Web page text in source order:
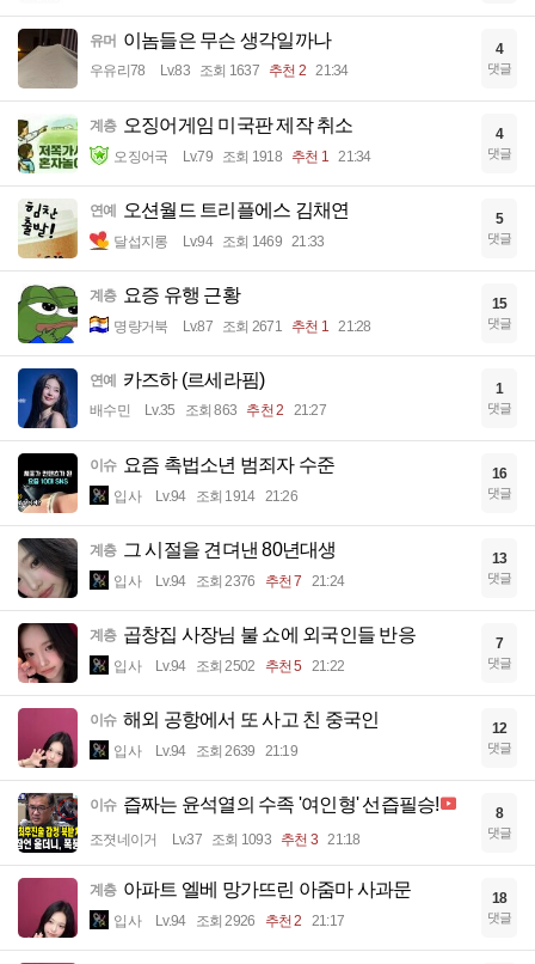
유머 이놈들은 무슨 생각일까나
우유리78 Lv.83 조회 1637 추천 2 21:34
4
댓글
계층 오징어게임 미국판 제작 취소
오징어국 Lv.79 조회 1918 추천 1 21:34
4
댓글
연예 오션월드 트리플에스 김채연
달섭지롱 Lv.94 조회 1469 21:33
5
댓글
계층 요증 유행 근황
명량거북 Lv.87 조회 2671 추천 1 21:28
15
댓글
연예 카즈하 (르세라핌)
배수민 Lv.35 조회 863 추천 2 21:27
1
댓글
이슈 요즘 촉법소년 범죄자 수준
입사 Lv.94 조회 1914 21:26
16
댓글
계층 그 시절을 견뎌낸 80년대생
입사 Lv.94 조회 2376 추천 7 21:24
13
댓글
계층 곱창집 사장님 불 쇼에 외국인들 반응
입사 Lv.94 조회 2502 추천 5 21:22
7
댓글
이슈 해외 공항에서 또 사고 친 중국인
입사 Lv.94 조회 2639 21:19
12
댓글
이슈 즙짜는 윤석열의 수족 '여인형' 선즙필승!
조졋네이거 Lv.37 조회 1093 추천 3 21:18
8
댓글
계층 아파트 엘베 망가뜨린 아줌마 사과문
입사 Lv.94 조회 2926 추천 2 21:17
18
댓글